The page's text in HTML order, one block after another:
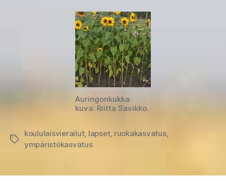
Auringonkukka.
kuva: Riitta Savikko.
Avainsanat
koululaisvierailut, lapset, ruokakasvatus,
ympäristökasvatus